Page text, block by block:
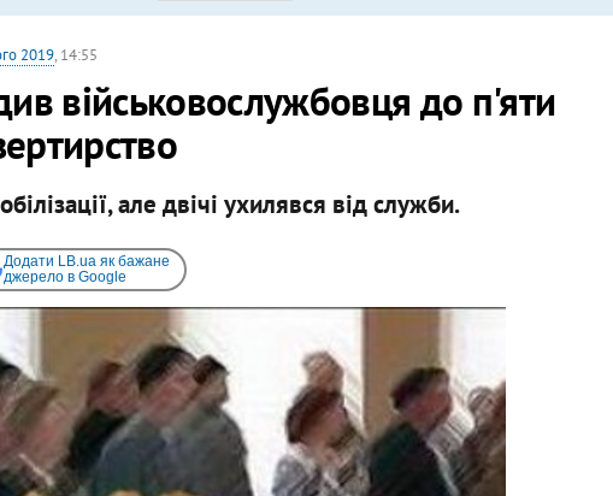
2019, 14:55
військовослужбовця до п'яти
але двічі ухилявся від служби.
Додати LB.ua як бажане
джерело в Google